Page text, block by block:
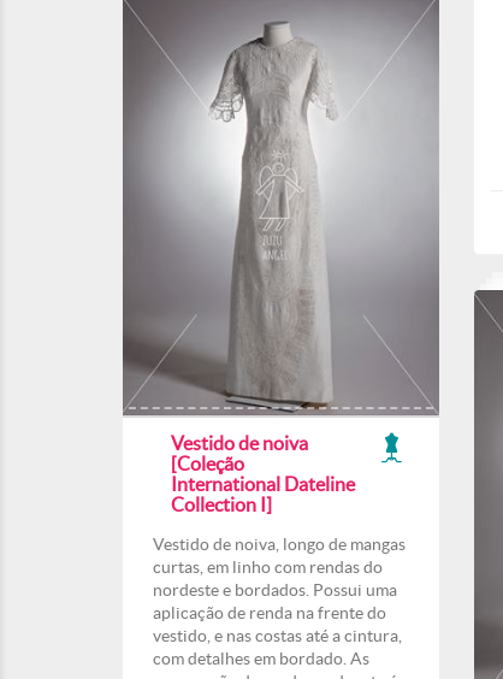
Vestido de noiva
[Coleção
International Dateline
Collection I]
Vestido de noiva, longo de mangas
curtas, em linho com rendas do
nordeste e bordados. Possui uma
aplicação de renda na frente do
vestido, e nas costas até a cintura,
com detalhes em bordado. As